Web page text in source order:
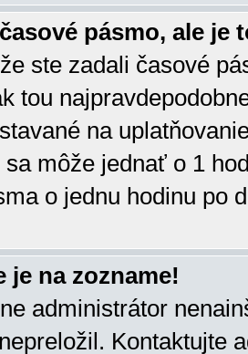
pásmo, ale je
ste zadali časové
tou
na
môže jednať o 1
o jednu hodinu po
je na zozname!
administrátor
Kontaktujte